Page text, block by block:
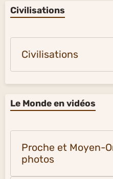
Civilisations
Civilisations
Le Monde en vidéos
Proche et Moyen-
photos